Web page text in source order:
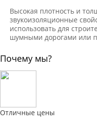
Высокая плотность и
звукоизоляционные
использовать для
шумными дорогами или
Почему мы?
Отличные цены